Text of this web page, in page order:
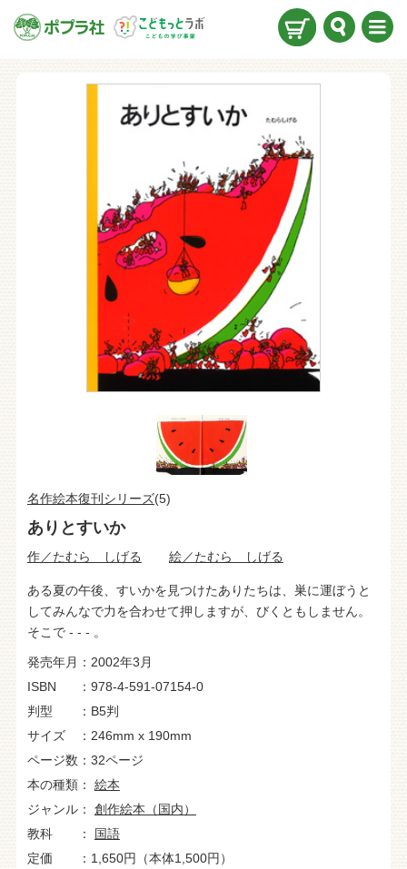
名作絵本復刊シリーズ(5)
ありとすいか
作／たむら しげる 絵／たむら しげる
ある夏の午後、すいかを見つけたありたちは、巣に運ぼうと
してみんなで力を合わせて押しますが、びくともしません。
そこで - - - 。
発売年月
2002年3月
ISBN
978-4-591-07154-0
判型
B5判
サイズ
246mm x 190mm
ページ数
32ページ
本の種類
絵本
ジャンル
創作絵本（国内）
教科
国語
定価
1,650円（本体1,500円）